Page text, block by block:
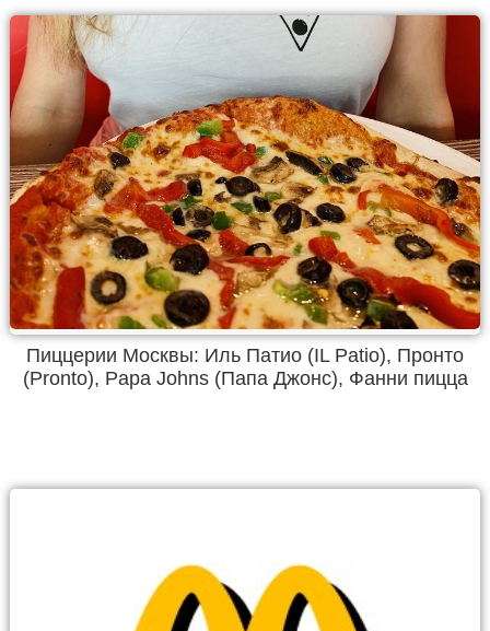
Пиццерии Москвы: Иль Патио (IL Patio), Пронто
(Pronto), Papa Johns (Папа Джонс), Фанни пицца